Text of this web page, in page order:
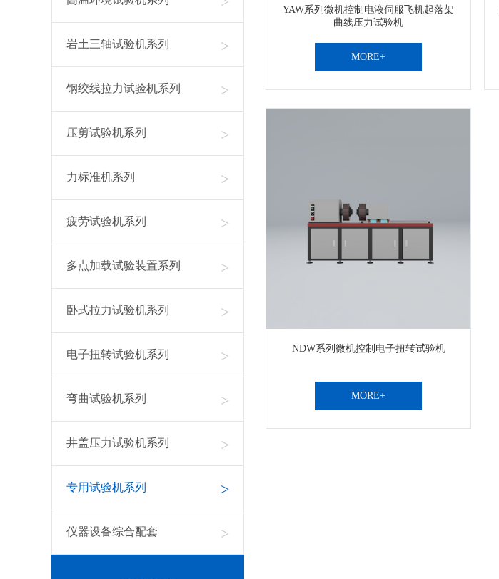
岩土三轴试验机系列 >
钢绞线拉力试验机系列 >
压剪试验机系列 >
力标准机系列 >
疲劳试验机系列 >
多点加载试验装置系列 >
卧式拉力试验机系列 >
电子扭转试验机系列 >
弯曲试验机系列 >
井盖压力试验机系列 >
专用试验机系列 >
仪器设备综合配套 >
YAW系列微机控制电液伺服飞机起落架
曲线压力试验机
MORE+
NDW系列微机控制电子扭转试验机
MORE+